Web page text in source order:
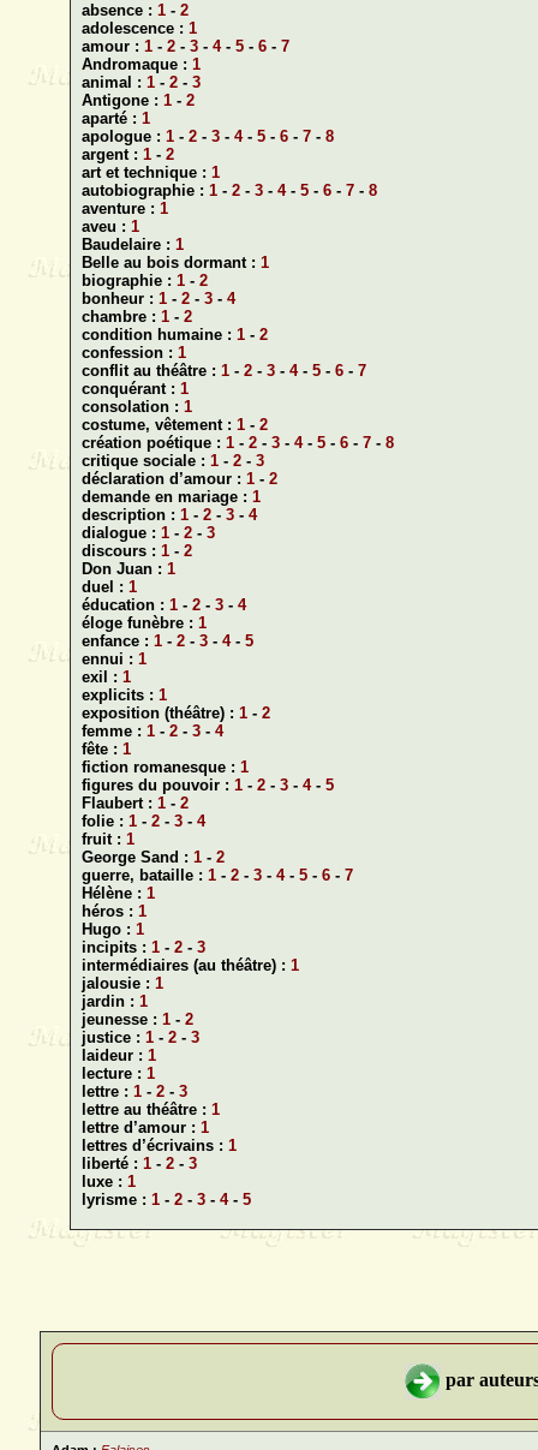
absence : 1 - 2
adolescence : 1
amour : 1 - 2 - 3 - 4- 5 - 6 - 7
Andromaque : 1
animal : 1 - 2 - 3
Antigone : 1 - 2
aparté : 1
apologue : 1 - 2 - 3 - 4- 5 - 6 - 7 - 8
argent : 1 - 2
art et technique : 1
autobiographie : 1 - 2 - 3 - 4- 5 - 6 - 7 - 8
aventure : 1
aveu : 1
Baudelaire : 1
Belle au bois dormant : 1
biographie : 1 - 2
bonheur : 1 - 2 - 3 - 4
chambre : 1 - 2
condition humaine : 1 - 2
confession : 1
conflit au théâtre : 1 - 2 - 3 - 4- 5 - 6 - 7
conquérant : 1
consolation : 1
costume, vêtement : 1 - 2
création poétique : 1 - 2 - 3 - 4- 5 - 6 - 7 - 8
critique sociale : 1 - 2 - 3
déclaration d’amour : 1 - 2
demande en mariage : 1
description : 1 - 2 - 3 - 4
dialogue : 1 - 2 - 3
discours : 1 - 2
Don Juan : 1
duel : 1
éducation : 1 - 2 - 3 - 4
éloge funèbre : 1
enfance : 1 - 2 - 3 - 4- 5
ennui : 1
exil : 1
explicits : 1
exposition (théâtre) : 1 - 2
femme : 1 - 2 - 3 - 4
fête : 1
fiction romanesque : 1
figures du pouvoir : 1 - 2 - 3 - 4- 5
Flaubert : 1 - 2
folie : 1 - 2 - 3 - 4
fruit : 1
George Sand : 1 - 2
guerre, bataille : 1 - 2 - 3 - 4- 5 - 6 - 7
Hélène : 1
héros : 1
Hugo : 1
incipits : 1 - 2 - 3
intermédiaires (au théâtre) : 1
jalousie : 1
jardin : 1
jeunesse : 1 - 2
justice : 1 - 2 - 3
laideur : 1
lecture : 1
lettre : 1 - 2 - 3
lettre au théâtre : 1
lettre d’amour : 1
lettres d’écrivains : 1
liberté : 1 - 2 - 3
luxe : 1
lyrisme : 1 - 2 - 3 - 4- 5
par